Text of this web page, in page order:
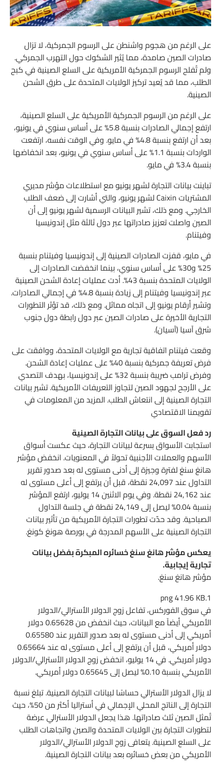
على الرغم من هجوم واشنطن على الرسوم الجمركية، لا تزال
صادرات الصين صامدة، مما يُثير الشكوك حول التهرب الجمركي.
ولم تُفلح الرسوم الجمركية الأمريكية على السلع الصينية في كبح
الطلب، مما قد يُعيد تركيز الولايات المتحدة على طرق الشحن
الصينية.
على الرغم من الرسوم الجمركية الأمريكية على السلع الصينية،
ارتفع إجمالي الصادرات بنسبة 5.8% على أساس سنوي في يونيو،
بعد أن ارتفع بنسبة 4.8% في مايو. وفي الوقت نفسه، ارتفعت
الواردات بنسبة 1.1% على أساس سنوي في يونيو، بعد انخفاضها
بنسبة 3.4% في مايو.
تباينت بيانات التجارة لشهر يونيو مع استطلاعات مؤشر مديري
المشتريات Caixin لشهر يونيو، والتي أشارت إلى ضعف الطلب
الخارجي. ومع ذلك، تشير البيانات الرسمية لشهر يونيو إلى أن
الصين واصلت تعزيز صادراتها عبر دول ثالثة مثل إندونيسيا
وفيتنام.
في مايو، قفزت الصادرات الصينية إلى إندونيسيا وفيتنام بنسبة
25% و30% على أساس سنوي، بينما انخفضت الصادرات إلى
الولايات المتحدة بنسبة 43%. أدت عمليات إعادة الشحن الصينية
عبر إندونيسيا وفيتنام إلى زيادة بنسبة 4.8% في إجمالي الصادرات.
وتشير أرقام يونيو إلى اتجاه مماثل. ومع ذلك، قد تؤثر التطورات
التجارية الأخيرة على صادرات الصين عبر دول رابطة دول جنوب
شرق آسيا (آسيان).
وقعت فيتنام اتفاقية تجارية مع الولايات المتحدة، ووافقت على
فرض تعريفة جمركية بنسبة 40% على عمليات إعادة الشحن.
وفرض ترامب ضريبة بنسبة 32% على إندونيسيا، بهدف التصدي
على الأرجح لجهود الصين لتجاوز التعريفات الأمريكية. تشير بيانات
التجارة الصينية إلى انتعاش الطلب. المزيد من المعلومات في
تقويمنا الاقتصادي
رد فعل السوق على بيانات التجارة الصينية
استجابت الأسواق بسرعة لبيانات التجارة، حيث عكست أسواق
الأسهم والعملات الأجنبية تحولاً في المعنويات. انخفض مؤشر
هانغ سنغ لفترة وجيزة إلى أدنى مستوى له بعد صدور تقرير
التداول عند 24,097 نقطة، قبل أن يرتفع إلى أعلى مستوى له
عند 24,162 نقطة. وفي يوم الاثنين 14 يوليو، ارتفع المؤشر
بنسبة 0.04% ليصل إلى 24,149 نقطة في جلسة التداول
الصباحية. وقد حدّت تطورات التجارة الأمريكية من تأثير بيانات
التجارة الصينية على الأسهم المدرجة في بورصة هونغ كونغ.
يعكس مؤشر هانغ سنغ خسائره المبكرة بفضل بيانات
تجارية إيجابية.
مؤشر هانغ سنغ.
1.png
41.96 KB
في سوق الفوركس، تفاعل زوج الدولار الأسترالي/الدولار
الأمريكي أيضاً مع البيانات، حيث انخفض من 0.65628 دولار
أمريكي إلى أدنى مستوى له بعد صدور التقرير عند 0.65580
دولار أمريكي، قبل أن يرتفع إلى أعلى مستوى له عند 0.65664
دولار أمريكي. في 14 يوليو، انخفض زوج الدولار الأسترالي/الدولار
الأمريكي بنسبة 0.10% ليصل إلى 0.65645 دولار أمريكي.
لا يزال الدولار الأسترالي حساسًا لبيانات التجارة الصينية. تبلغ نسبة
التجارة إلى الناتج المحلي الإجمالي في أستراليا أكثر من 50%، حيث
تُمثل الصين ثلث صادراتها. هذا يجعل الدولار الأسترالي عرضة
لتطورات التجارة بين الولايات المتحدة والصين واتجاهات الطلب
على السلع الصينية. يتعافى زوج الدولار الأسترالي/الدولار
الأمريكي من بعض خسائره بعد بيانات التجارة الصينية.